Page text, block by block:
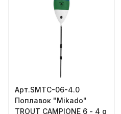
Арт.SMTC-06-4.0
Поплавок "Mikado"
TROUT CAMPIONE 6 - 4 g